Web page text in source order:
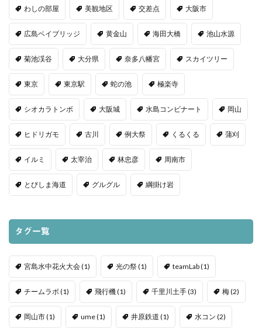
わしの部屋 美観地区 交差点 大阪市
広島ベイブリッジ 黄金山 海田大橋 池山水源
菊池渓谷 大分県 奈多八幡宮 スカイツリー
東京 東京駅 蛇の池 極楽寺
シオカラトンボ 大阪城 水島コンビナート 岡山
ヒドリガモ 古川 例大祭 くるくる 蒲刈
イルミ 太宰治 林忠彦 周南市
とびしま海道 グルグル 綱掛け岩
タグ一覧
宮島水中花火大会(1) 光の祭(1) teamLab(1)
チームラボ (1) 飛行機(1) 千里川土手(3) 梅(2)
岡山市(1) ume(1) 井原鉄道 (1) 水コン (2)